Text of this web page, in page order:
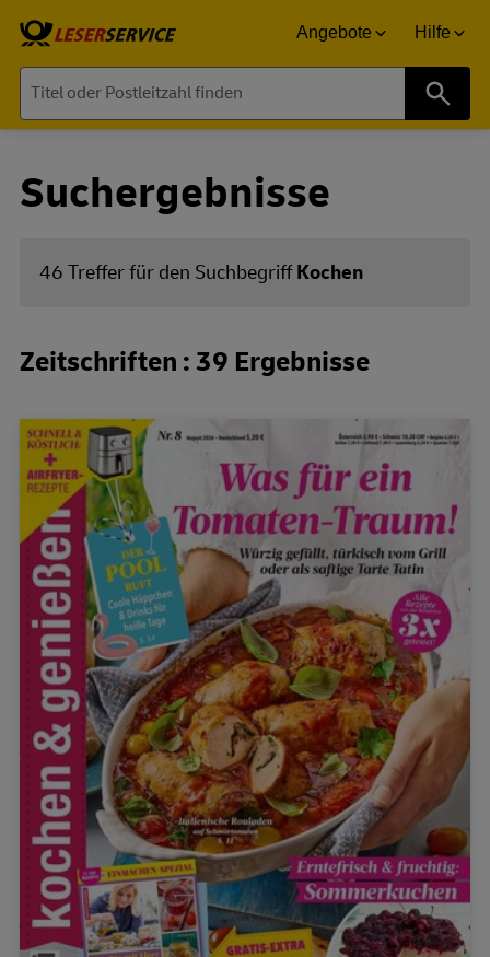
Angebote Hilfe
Suchergebnisse
46 Treffer für den SuchbegriffKochen
Zeitschriften : 39 Ergebnisse